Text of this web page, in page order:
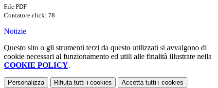
File PDF
Contatore click: 78
Notizie
Questo sito o gli strumenti terzi da questo utilizzati si avvalgono di
cookie necessari al funzionamento ed utili alle finalità illustrate nella
COOKIE POLICY.
Personalizza Rifiuta tutti i cookies Accetta tutti i cookies